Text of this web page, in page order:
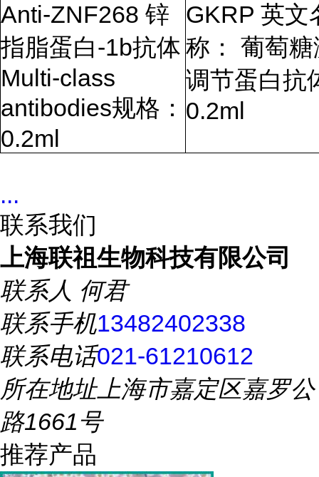
Anti-ZNF268 锌
指脂蛋白-1b抗体
Multi-class
antibodies规格：
0.2ml
GKRP 英文
称： 葡萄
调节蛋白抗
0.2ml
...
联系我们
上海联祖生物科技有限公司
联系人 何君
联系手机13482402338
联系电话021-61210612
所在地址上海市嘉定区嘉罗公
路1661号
推荐产品